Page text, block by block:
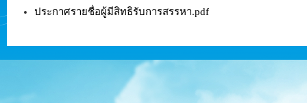
ประกาศรายชื่อผู้มีสิทธิรับการสรรหา.pdf